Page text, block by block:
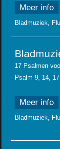
Meer info
Bladmuziek,
17 Psalmen
Psalm 9, 14,
Meer info
Bladmuziek,